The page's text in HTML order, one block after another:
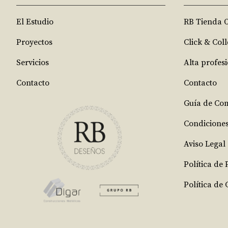
El Estudio
Proyectos
Servicios
Contacto
RB Tienda
Click &
Alta
Contacto
Guía de
Aviso Legal
Política de
Política de